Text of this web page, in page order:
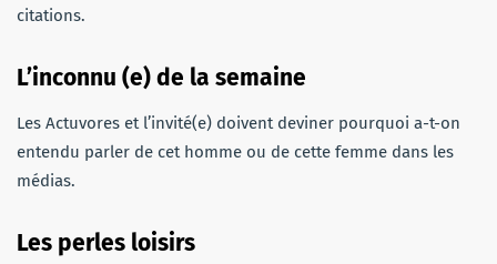
citations.
L’inconnu (e) de la semaine
Les Actuvores et l’invité(e) doivent deviner pourquoi a-t-on
entendu parler de cet homme ou de cette femme dans les
médias.
Les perles loisirs